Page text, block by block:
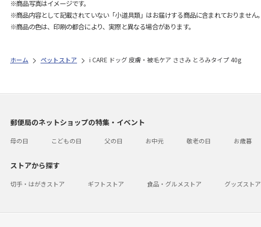
※商品写真はイメージです。
※商品内容として記載されていない「小道具類」はお届けする商品に含まれておりません。
※商品の色は、印刷の都合により、実際と異なる場合があります。
ホーム ペットストア i CARE ドッグ 皮膚・被毛ケア ささみ とろみタイプ 40g
郵便局のネットショップの特集・イベント
母の日 こどもの日 父の日 お中元 敬老の日 お歳暮
ストアから探す
切手・はがきストア ギフトストア 食品・グルメストア グッズストア